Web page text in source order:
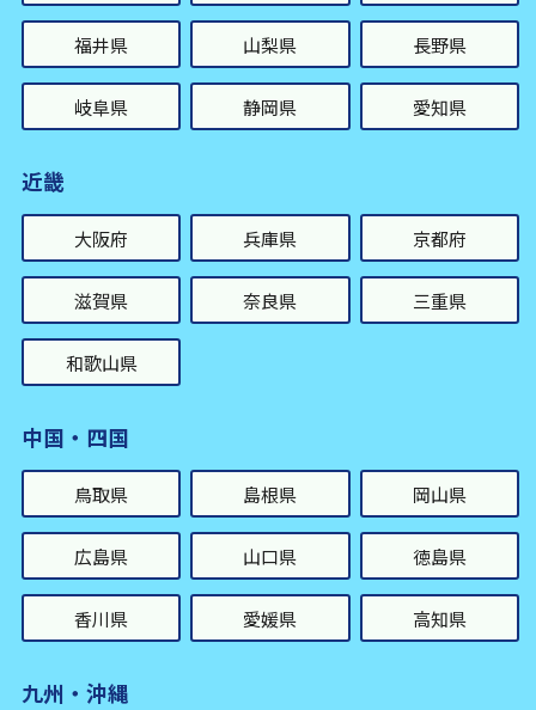
福井県 山梨県 長野県
岐阜県 静岡県 愛知県
近畿
大阪府 兵庫県 京都府
滋賀県 奈良県 三重県
和歌山県
中国・四国
鳥取県 島根県 岡山県
広島県 山口県 徳島県
香川県 愛媛県 高知県
九州・沖縄